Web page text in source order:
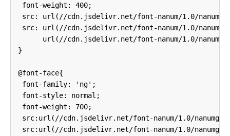
font-weight: 400;
src: url(//cdn.jsdelivr.net/font-nanum/1.0/
src: url(//cdn.jsdelivr.net/font-nanum/1.0/
url(//cdn.jsdelivr.net/font-nanum/1.0/
}
@font-face{
font-family: 'ng';
font-style: normal;
font-weight: 700;
src:url(//cdn.jsdelivr.net/font-nanum/1.0/
src:url(//cdn.jsdelivr.net/font-nanum/1.0/